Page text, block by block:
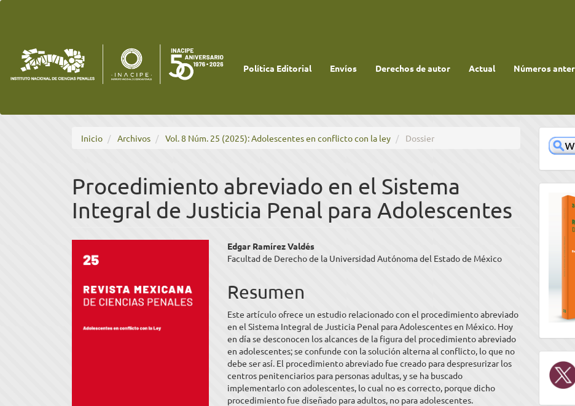
Barra
lateral
Política Editorial Envíos Derechos de autor Actual Números
Inicio Archivos Vol. 8 Núm. 25 (2025): Adolescentes en conflicto con la ley Dossier
Procedimiento abreviado en el Sistema
Integral de Justicia Penal para Adolescentes
Barra
lateral
del
artículo
Contenido
principal
del
artículo
Edgar Ramírez Valdés
Facultad de Derecho de la Universidad Autónoma del Estado de México
Resumen
Este artículo ofrece un estudio relacionado con el procedimiento abreviado
en el Sistema Integral de Justicia Penal para Adolescentes en México. Hoy
en día se desconocen los alcances de la figura del procedimiento abreviado
en adolescentes; se confunde con la solución alterna al conflicto, lo que no
debe ser así. El procedimiento abreviado fue creado para despresurizar los
centros penitenciarios para personas adultas, y se ha buscado
implementarlo con adolescentes, lo cual no es correcto, porque dicho
procedimiento fue diseñado para adultos, no para adolescentes.